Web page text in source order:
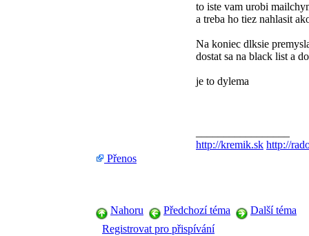
to iste vam urobi
a treba ho tiez nahlasit
Na koniec dlksie
dostat sa na black list a
je to dylema
http://kremik.sk http://
Přenos
Nahoru Předchozí téma
Další téma
Registrovat pro přispívání